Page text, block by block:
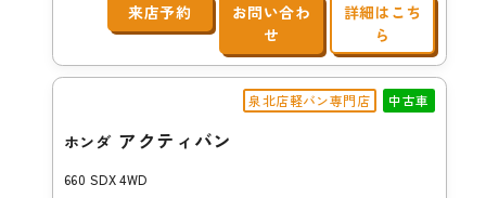
来店予約
お問い合わ
せ
詳細はこち
ら
泉北店軽バン専門店 中古車
ホンダ アクティバン
660 SDX 4WD